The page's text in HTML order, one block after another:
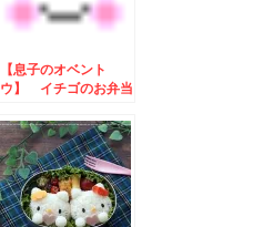
【息子のオベント
ウ】 イチゴのお弁当